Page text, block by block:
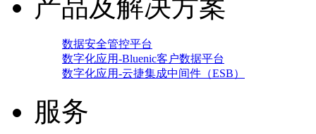
产品及解决方案
数据安全管控平台
数字化应用-Bluenic客户数据平台
数字化应用-云捷集成中间件（ESB）
服务